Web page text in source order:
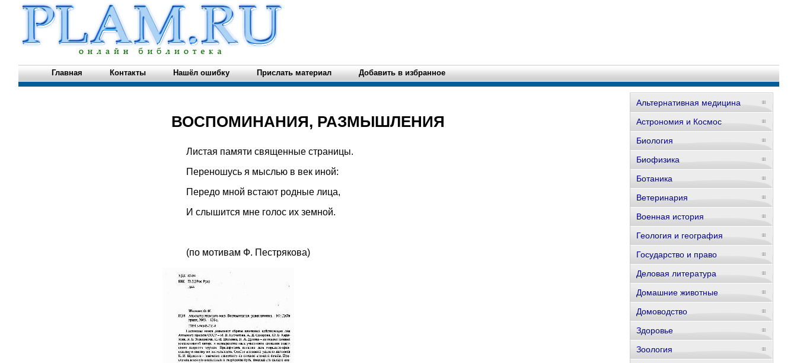
Главная Контакты Нашёл ошибку Прислать материал Добавить в избранное
ВОСПОМИНАНИЯ, РАЗМЫШЛЕНИЯ
Листая памяти священные страницы.
Переношусь я мыслью в век иной:
Передо мной встают родные лица,
И слышится мне голос их земной.
(по мотивам Ф. Пестрякова)
Альтернативная медицина
Астрономия и Космос
Биология
Биофизика
Ботаника
Ветеринария
Военная история
Геология и география
Государство и право
Деловая литература
Домашние животные
Домоводство
Здоровье
Зоология